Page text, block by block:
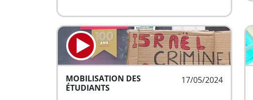
17/05/2024
MOBILISATION DES
ÉTUDIANTS